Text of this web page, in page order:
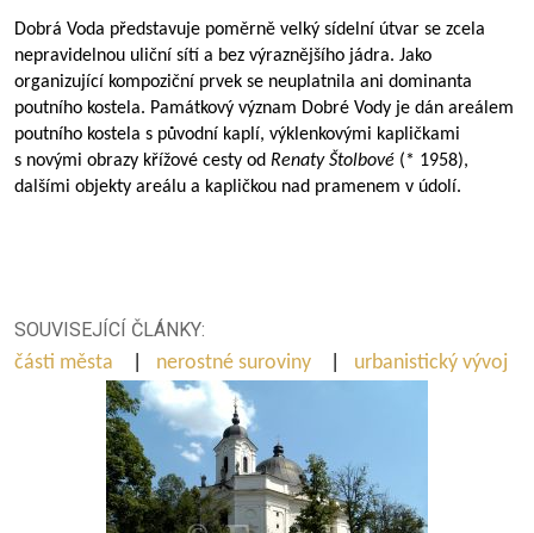
Dobrá Voda představuje poměrně velký sídelní útvar se zcela
nepravidelnou uliční sítí a bez výraznějšího jádra. Jako
organizující kompoziční prvek se neuplatnila ani dominanta
poutního kostela. Památkový význam Dobré Vody je dán areálem
poutního kostela s původní kaplí, výklenkovými kapličkami
s novými obrazy křížové cesty od Renaty Štolbové (* 1958),
dalšími objekty areálu a kapličkou nad pramenem v údolí.
SOUVISEJÍCÍ ČLÁNKY:
části města
nerostné suroviny urbanistický vývoj